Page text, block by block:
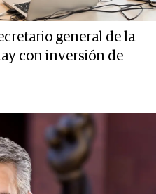
general de la
con inversión de